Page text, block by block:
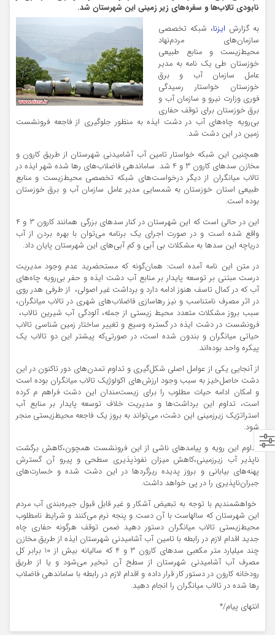
نابودی تالاب‌ها و سفره‌های زیر زمینی این شهرستان شد.
به گزارش ایزنا، شبکه تخصصی
سازمان‌های مردم‌نهاد
محیط‌زیست و منابع طبیعی
خوزستان طی یک نامه به مدیر
عامل سازمان آب و برق
خوزستان خواستار رسیدگی
فوری وزارت نیرو و سازمان آب و
برق خوزستان برای توقف حفاری
بی‌رویه چاه‌های آب در دشت ایذه به منظور جلوگیری از فاجعه فرونشست
زمین در این دشت شد.
همچنین این شبکه خواستار تامین آب آشامیدنی شهرستان از طریق کارون و
مخازن سدهای کارون 3 و 4 شد. ساماندهی فاضلاب‌های رها شده شهر ایذه در
تالاب میانگران از دیگر درخواست‌های شبکه تخصصی محیط‌زیست و منابع
طبیعی استان خوزستان به شمسایی مدیر عامل سازمان آب و برق خوزستان
بوده است.
این در حالی است که این شهرستان در کنار سدهای بزرگی همانند کارون 3 و 4
واقع شده است و در صورت اجرای یک برنامه می‌توان با بهره بردن از آب
دریاچه این سدها به مشکلات بی آبی و کم آبی‌های این شهرستان پایان داد.
در متن این نامه آمده است: همان‌گونه که مستحضرید عدم وجود مدیریت
درست مبتنی بر توسعه پایدار بر منابع آب دشت ایذه و حفر بی‌رویه چاه‌های
آب که در کمال تاسف هنوز ادامه دارد و برداشت غیر اصولی، از طرفی هدر روی
در اثر مصرف نامتناسب و نیز رها‌سازی فاضلاب‌های شهری در تالاب میانگران،
سبب بروز مشکلات متعدد محیط زیستی از جمله، آلودگی آب شیرین تالاب،
فرونشست در دشت ایذه در گستره وسیع و تغییر ساختار زمین شناسی تالاب
حیاتی میانگران و بندون شده است، در صورتی‌که پیشتر این دو تالاب یک
پیکره واحد بوده‌اند.
از آنجایی یکی از عوامل اصلی شکل‌گیری و تداوم تمدن‌های دور تا‌کنون در این
دشت حاصل‌خیز به سبب وجود ارزش‌های اکولوژیک تالاب میانگران بوده است
و امکان ادامه حیات مطلوب را برای زیست‌مندان این دشت فراهم م‌ کرده
است، تداوم این برداشت‌ها و مدیریت خلاف توسعه پایدار بر منابع آب
استراتژیک زیر‌زمینی این دشت، می‌تواند به بروز یک فاجعه محیط‌زیستی منجر
شود.
تداوم این رویه و پیامدهای ناشی از این فرونشست همچون،کاهش برگشت
ناپذير آب زير‌زميني،کاهش میزان نفوذ‌پذیری سطحی و پیرو آن گسترش
پهنه‌های بیابانی و بروز پدیده ریزگردها در این دشت شده و خسارت‌های
جبران‌ناپذیری را در پی خواهد داشت.
خواهشمندیم با توجه به تبعیض آشکار و غیر قابل قبول جیره‌بندی آب مردم
این شهرستان که سالهاست با آن دست و پنجه نرم می‌کنند و شرایط نامطلوب
محیط‌زیستی تالاب میانگران دستور دهید ضمن توقف هر‌گونه حفاری چاه
جدید اقدام لازم در رابطه با تامین آب آشامیدنی شهرستان ایذه از طریق مخازن
چند میلیارد متر مکعبی سد‌های کارون 3 و 4 که سالیانه بیش از 10 برابر کل
مصرف آب آشامیدنی شهرستان از سطح آن تبخیر می‌شود و یا از طریق
رودخانه کارون در دستور کار قرار داده و اقدام لازم در رابطه با ساماندهی فاضلاب
رها شده در تالاب میانگران را انجام دهید.
انتهای پیام/*